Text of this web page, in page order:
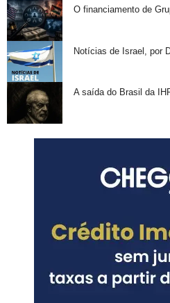
O financiamento de
Notícias de Israel, por
A saída do Brasil da